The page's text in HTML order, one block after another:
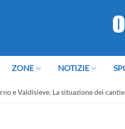
ZONE NOTIZIE
e Valdisieve. La situazione dei